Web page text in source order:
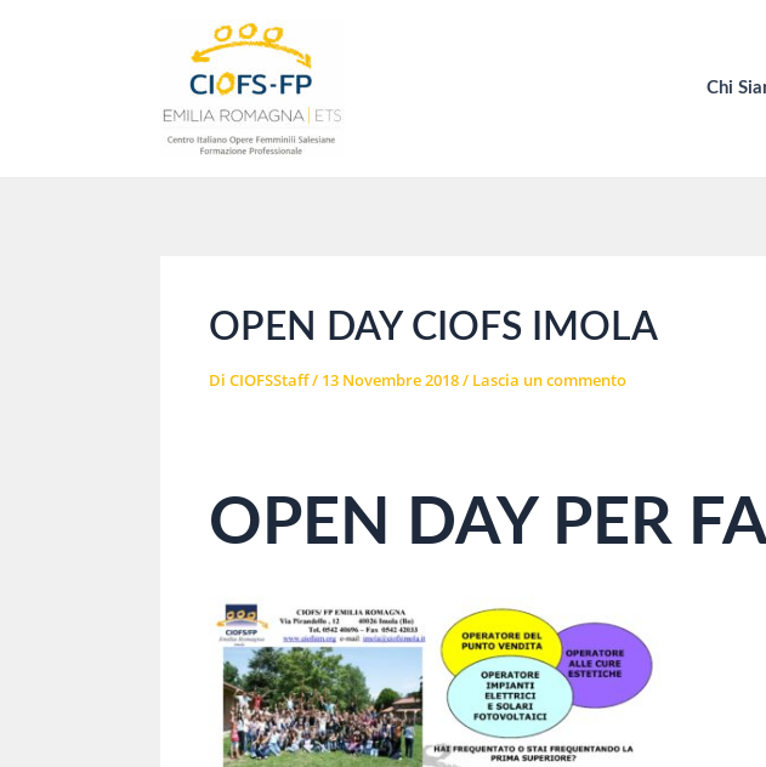
Chi
OPEN DAY CIOFS IMOLA
Di CIOFSStaff/ 13 Novembre 2018/ Lascia un commento
OPEN DAY PER